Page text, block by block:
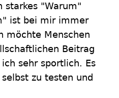
starkes "Warum"
ist bei mir immer
möchte Menschen
Beitrag
sehr sportlich. Es
zu testen und